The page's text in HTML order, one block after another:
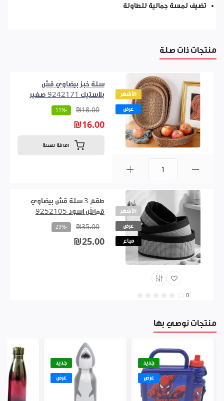
تضيف لمسة جمالية للطاولة
منتجات ذات صلة
الأشهر
عرض
سلة خبز بيضاوي قش
بلاستيك 9242171 صغير
₪18.00
-11%
₪16.00
اضافة للسلة
الأشهر
عرض
مباع
0
طقم 3 سلة قش بيضاوي
قماش اسود 9252105
₪35.00
-29%
₪25.00
منتجات نوصي بها
جديد
عرض
جديد
عرض